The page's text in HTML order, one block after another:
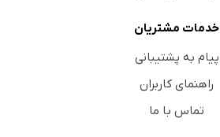
خدمات مشتریان
پیام به پشتیبانی
راهنمای کاربران
تماس با ما